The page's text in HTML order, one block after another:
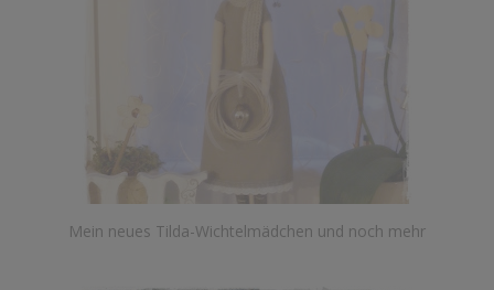
Mein neues Tilda-Wichtelmädchen und noch mehr